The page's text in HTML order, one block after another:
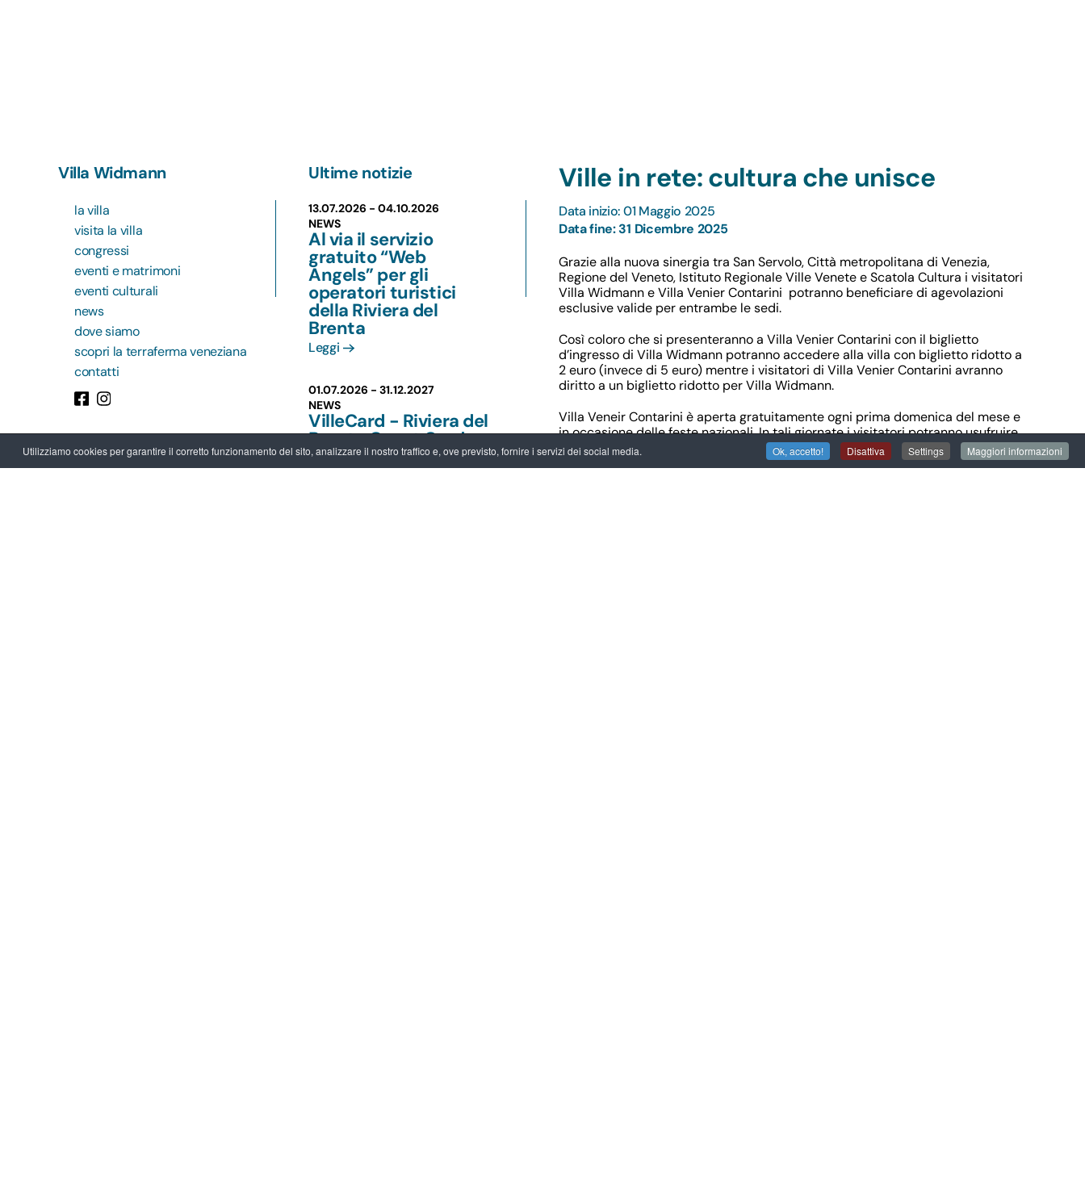
Utilizziamo cookies per garantire il corretto funzionamento del sito, analizzare il nostro traffico e, ove previsto, fornire i servizi dei social media. Ok, accetto! Disattiva Settings Maggiori informazioni
Villa Widmann
la villa
visita la villa
congressi
eventi e matrimoni
eventi culturali
news
dove siamo
scopri la terraferma veneziana
contatti
Ultime notizie
13.07.2026 - 04.10.2026
NEWS
Al via il servizio
gratuito “Web
Angels” per gli
operatori turistici
della Riviera del
Brenta
Leggi
01.07.2026 - 31.12.2027
NEWS
VilleCard - Riviera del
Brenta Guest Card:
più vantaggi per chi
visita, più opportunità
Ville in rete: cultura che unisce
Data inizio: 01 Maggio 2025
Data fine: 31 Dicembre 2025
Grazie alla nuova sinergia tra San Servolo, Città metropolitana di Venezia,
Regione del Veneto, Istituto Regionale Ville Venete e Scatola Cultura i visitatori
Villa Widmann eVilla Venier Contarini potranno beneficiare di agevolazioni
esclusivevalide per entrambe le sedi.
Così coloro che si presenteranno a Villa Venier Contarini con il biglietto
d’ingresso di Villa Widmann potranno accedere alla villa con biglietto ridotto a
2 euro(invece di 5 euro) mentre i visitatori di Villa Venier Contarini avranno
diritto a un biglietto ridotto per Villa Widmann.
Villa Veneir Contarini è aperta gratuitamente ogni prima domenica del mese e
in occasione delle feste nazionali. In tali giornate i visitatori potranno usufruire
di unavisita guidata gratuita a Villa Widmann, inclusa nel
biglietto d’ingresso di